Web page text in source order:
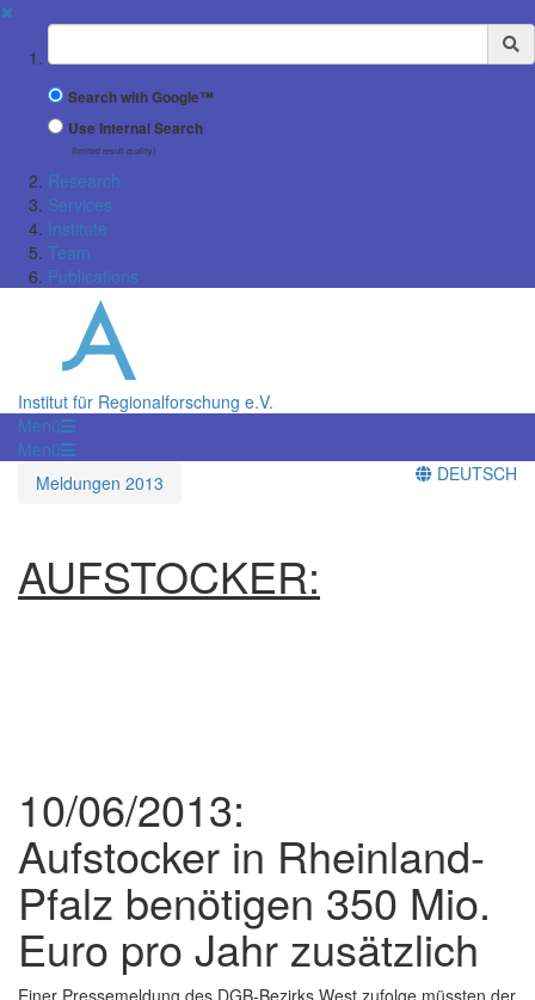
✖
Suchbegriff
Search with Google™
Use Internal Search
(limited result quality)
Research
Services
Institute
Team
Publications
Institut für Regionalforschung e.V.
Menü
Menü
Meldungen 2013
DEUTSCH
AUFSTOCKER:
10/06/2013:
Aufstocker in Rheinland-
Pfalz benötigen 350 Mio.
Euro pro Jahr zusätzlich
Einer Pressemeldung des DGB-Bezirks West zufolge müssten der